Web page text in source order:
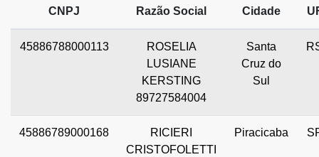
CNPJ Razão Social Cidade
45886788000113
ROSELIA
LUSIANE
KERSTING
89727584004
Santa
Cruz do
Sul
45886789000168
RICIERI
CRISTOFOLETTI
Piracicaba